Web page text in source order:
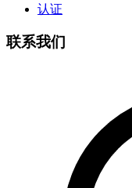
认证
联系我们